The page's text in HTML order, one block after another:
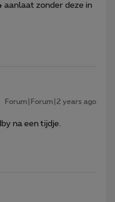
aanlaat zonder deze in
Forum|Forum|2 years ago
na een tijdje.